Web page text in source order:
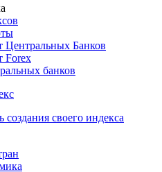
базу данных
Банков
банков
своего индекса